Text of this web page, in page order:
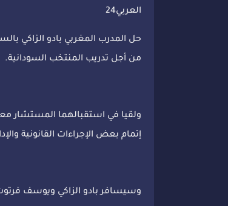
العربي24
حل المدرب المغربي بادو الزاكي
من أجل تدريب المنتخب السودانية.
ولقيا في استقبالهما المستشار
إتمام بعض الإجراءات القانونية
وسيسافر بادو الزاكي ويوسف